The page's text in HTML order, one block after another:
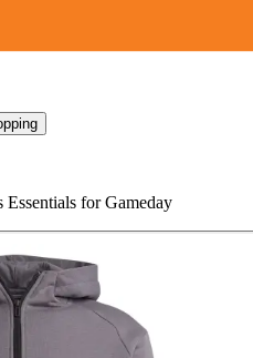
Essentials for Gameday